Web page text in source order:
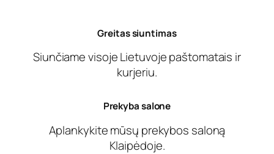
Greitas siuntimas
Siunčiame visoje Lietuvoje paštomatais ir
kurjeriu.
Prekyba salone
Aplankykite mūsų prekybos saloną
Klaipėdoje.